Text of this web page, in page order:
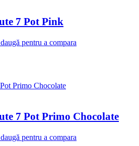
7 Pot Pink
pentru a compara
7 Pot Primo Chocolate
pentru a compara